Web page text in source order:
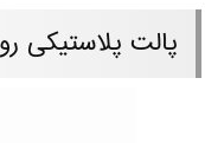
پالت پلاستیکی رویه